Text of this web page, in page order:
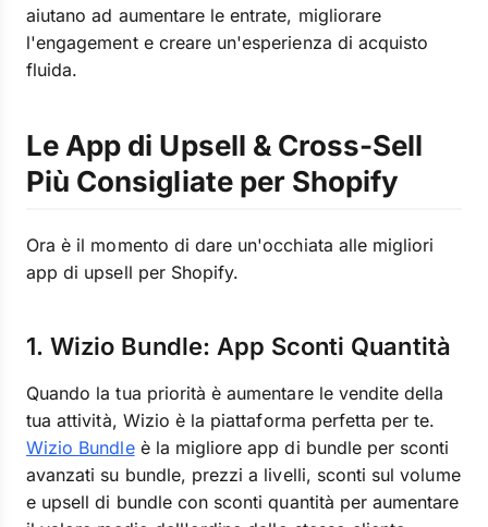
aiutano ad aumentare le entrate, migliorare
l'engagement e creare un'esperienza di acquisto
fluida.
Le App di Upsell & Cross-Sell
Più Consigliate per Shopify
Ora è il momento di dare un'occhiata alle migliori
app di upsell per Shopify.
1. Wizio Bundle: App Sconti Quantità
Quando la tua priorità è aumentare le vendite della
tua attività, Wizio è la piattaforma perfetta per te.
Wizio Bundleè la migliore app di bundle per sconti
avanzati su bundle, prezzi a livelli, sconti sul volume
e upsell di bundle con sconti quantità per aumentare